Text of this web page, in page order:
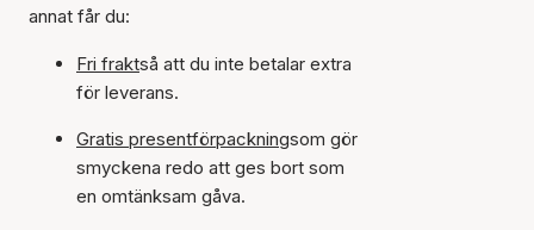
annat får du:
Fri fraktså att du inte betalar extra
för leverans.
Gratis presentförpackningsom gör
smyckena redo att ges bort som
en omtänksam gåva.